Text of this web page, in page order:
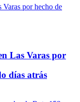
Las Varas por
días atrás